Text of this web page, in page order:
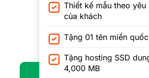
Thiết kế mẫu theo
của khách
Tặng 01 tên miền
Tặng hosting SSD
4,000 MB